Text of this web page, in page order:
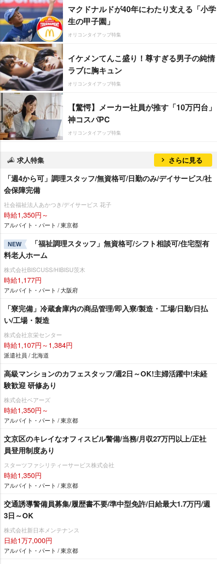
マクドナルドが40年にわたり支える「小学
生の甲子園」
オリコンタイアップ特集
イケメンてんこ盛り！尊すぎる男子の純情
ラブに胸キュン
オリコンタイアップ特集
【驚愕】メーカー社員が推す「10万円台」
神コスパPC
オリコンタイアップ特集
求人特集 さらに見る
「週4から可」調理スタッフ/無資格可/日勤のみ/デイサービス/社
会保障完備
社会福祉法人あかつき/デイサービス 花子
時給1,350円～
アルバイト・パート / 東京都
NEW
「福祉調理スタッフ」無資格可/シフト相談可/住宅型有
料老人ホーム
株式会社BISCUSS/HIBISU茨木
時給1,177円
アルバイト・パート / 大阪府
「寮完備」冷蔵倉庫内の商品管理/即入寮/製造・工場/日勤/日払
い/工場・製造
株式会社京栄センター
時給1,107円～1,384円
派遣社員 / 北海道
高級マンションのカフェスタッフ/週2日～OK!主婦活躍中!未経
験歓迎 研修あり
株式会社ベアーズ
時給1,350円～
アルバイト・パート / 東京都
文京区のキレイなオフィスビル警備/当務/月収27万円以上/正社
員登用制度あり
スターツファシリティーサービス株式会社
時給1,350円
アルバイト・パート / 東京都
交通誘導警備員募集/履歴書不要/準中型免許/日給最大1.7万円/週
3日～OK
株式会社新日本メンテナンス
日給1万7,000円
アルバイト・パート / 東京都